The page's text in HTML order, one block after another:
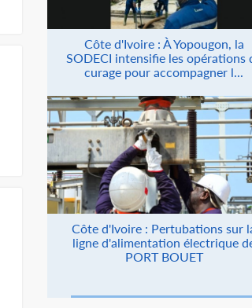
Côte d'Ivoire : À Yopougon, la
SODECI intensifie les opérations
curage pour accompagner l...
Côte d'Ivoire : Pertubations sur
ligne d'alimentation électrique
PORT BOUET